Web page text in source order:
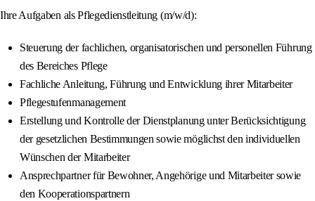
Ihre Aufgaben als Pflegedienstleitung (m/w/d):
Steuerung der fachlichen, organisatorischen und personellen Führung
des Bereiches Pflege
Fachliche Anleitung, Führung und Entwicklung ihrer Mitarbeiter
Pflegestufenmanagement
Erstellung und Kontrolle der Dienstplanung unter Berücksichtigung
der gesetzlichen Bestimmungen sowie möglichst den individuellen
Wünschen der Mitarbeiter
Ansprechpartner für Bewohner, Angehörige und Mitarbeiter sowie
den Kooperationspartnern